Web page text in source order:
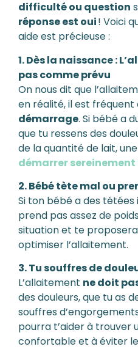
difficulté ou question
réponse est oui! Voici
aide est précieuse :
1. Dès la naissance :
pas comme prévu
On nous dit que
en réalité, il est fréquent
démarrage. Si bébé a
que tu ressens des
de la quantité de lait,
démarrer
2. Bébé tète mal ou
Si ton bébé a des tétées
prend pas assez de
situation et te
optimiser l’allaitement.
3. Tu souffres de
L’allaitement ne doit
des douleurs, que tu as
souffres
pourra t’aider à trouver
confortable et à éviter